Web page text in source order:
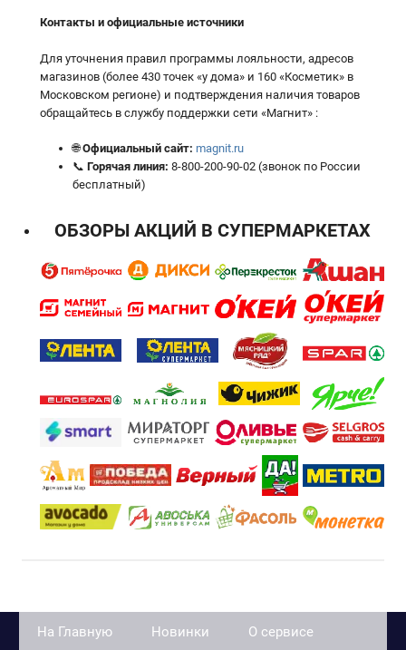
Контакты и официальные источники
Для уточнения правил программы лояльности, адресов
магазинов (более 430 точек «у дома» и 160 «Косметик» в
Московском регионе) и подтверждения наличия товаров
обращайтесь в службу поддержки сети «Магнит» :
🌐Официальный сайт: magnit.ru
📞 Горячая линия: 8-800-200-90-02 (звонок по России
бесплатный)
ОБЗОРЫ АКЦИЙ В СУПЕРМАРКЕТАХ
На Главную Новинки О сервисе